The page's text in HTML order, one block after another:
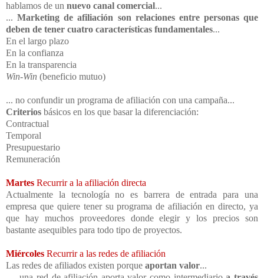
hablamos de un nuevo canal comercial...
...Marketing de afiliación son relaciones entre personas que
deben de tener cuatro características fundamentales...
En el largo plazo
En la confianza
En la transparencia
Win-Win (beneficio mutuo)
... no confundir un programa de afiliación con una campaña...
Criterios básicos en los que basar la diferenciación:
Contractual
Temporal
Presupuestario
Remuneración
Martes Recurrir a la afiliación directa
Actualmente la tecnología no es barrera de entrada para una
empresa que quiere tener su programa de afiliación en directo, ya
que hay muchos proveedores donde elegir y los precios son
bastante asequibles para todo tipo de proyectos.
Miércoles Recurrir a las redes de afiliación
Las redes de afiliados existen porque aportan valor...